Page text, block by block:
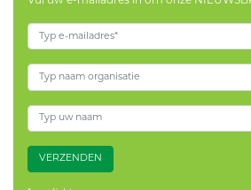
VERZENDEN